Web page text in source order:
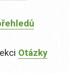
Otázky